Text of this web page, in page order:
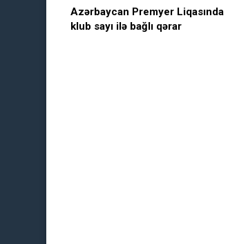
Azərbaycan Premyer Liqasında
klub sayı ilə bağlı qərar